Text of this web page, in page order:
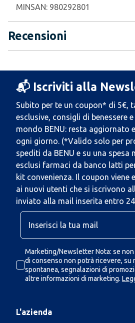
MINSAN: 980292801
Recensioni
📬 Iscriviti alla
Subito per te un coupon* di 5€,
esclusive, consigli di benessere
mondo BENU: resta aggiornato
ogni giorno. (*Valido solo per
spediti da BENU e su una spesa
esclusi farmaci da banco latti
kit convenienza. Il coupon viene
ai nuovi utenti che si iscrivono
inviato alla mail inserita entro
Marketing/Newsletter Nota: se
di consenso non potrà ricevere, su
spontanea, segnalazioni di
altre informazioni di marketing.
L'azienda